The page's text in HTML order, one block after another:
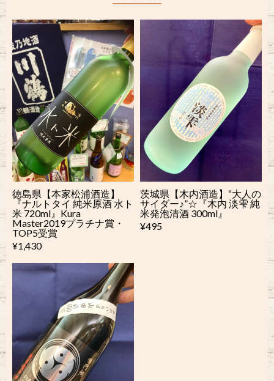
徳島県【本家松浦酒造】
『ナルトタイ 純米原酒 水ト
米 720ml』Kura
Master2019プラチナ賞・
TOP5受賞
¥1,430
茨城県【木内酒造】“大人の
サイダー♪”☆『木内 淡雫 純
米発泡清酒 300ml』
¥495